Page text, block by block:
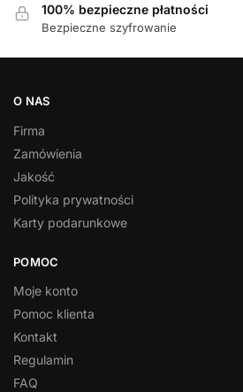
100% bezpieczne płatności
Bezpieczne szyfrowanie
O NAS
Firma
Zamówienia
Jakość
Polityka prywatności
Karty podarunkowe
POMOC
Moje konto
Pomoc klienta
Kontakt
Regulamin
FAQ